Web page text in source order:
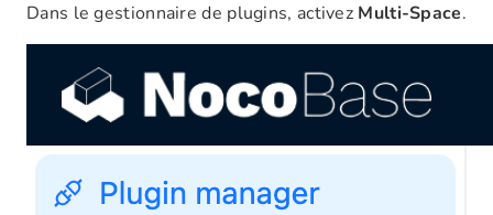
Dans le gestionnaire de plugins, activez Multi-Space.